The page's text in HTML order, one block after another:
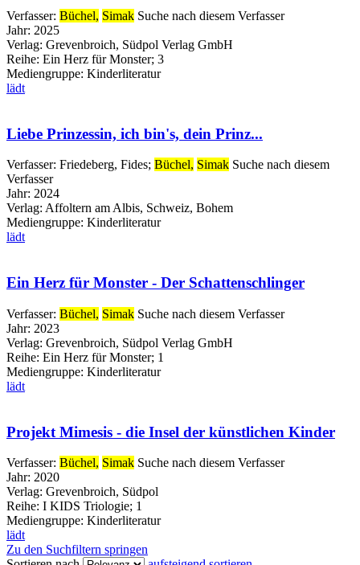
Verfasser: Büchel, Simak Suche nach diesem Verfasser
Jahr: 2025
Verlag: Grevenbroich, Südpol Verlag GmbH
Reihe: Ein Herz für Monster; 3
Mediengruppe: Kinderliteratur
lädt
Liebe Prinzessin, ich bin's, dein Prinz...
Verfasser: Friedeberg, Fides; Büchel, Simak Suche nach diesem
Verfasser
Jahr: 2024
Verlag: Affoltern am Albis, Schweiz, Bohem
Mediengruppe: Kinderliteratur
lädt
Ein Herz für Monster - Der Schattenschlinger
Verfasser: Büchel, Simak Suche nach diesem Verfasser
Jahr: 2023
Verlag: Grevenbroich, Südpol Verlag GmbH
Reihe: Ein Herz für Monster; 1
Mediengruppe: Kinderliteratur
lädt
Projekt Mimesis - die Insel der künstlichen Kinder
Verfasser: Büchel, Simak Suche nach diesem Verfasser
Jahr: 2020
Verlag: Grevenbroich, Südpol
Reihe: I KIDS Triologie; 1
Mediengruppe: Kinderliteratur
lädt
Zu den Suchfiltern springen